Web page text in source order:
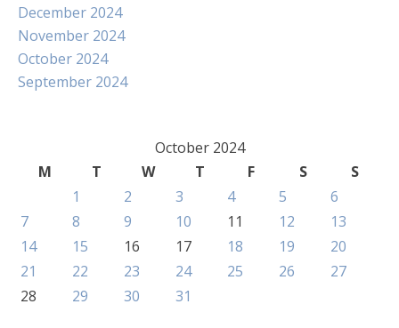
December 2024
November 2024
October 2024
September 2024
October 2024
M
T W T F S
S
1
2 3 4 5
6
7
8 9 10 11 12
13
14
15 16 17 18 19
20
21
22 23 24 25 26
27
28
29 30 31